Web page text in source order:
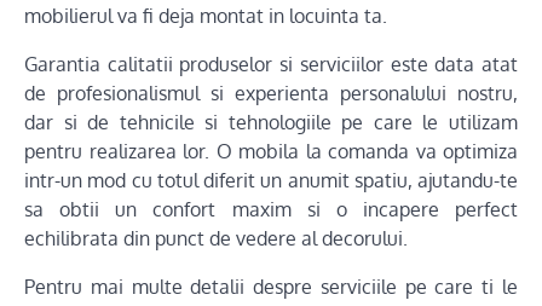
mobilierul va fi deja montat in locuinta ta.
Garantia calitatii produselor si serviciilor este data atat
de profesionalismul si experienta personalului nostru,
dar si de tehnicile si tehnologiile pe care le utilizam
pentru realizarea lor. O mobila la comanda va optimiza
intr-un mod cu totul diferit un anumit spatiu, ajutandu-te
sa obtii un confort maxim si o incapere perfect
echilibrata din punct de vedere al decorului.
Pentru mai multe detalii despre serviciile pe care ti le